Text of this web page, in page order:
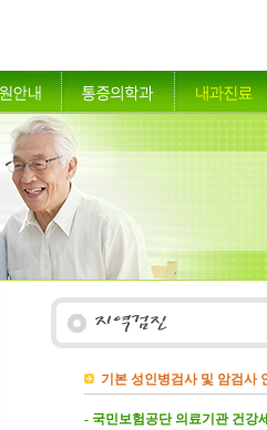
기본 성인병검사 및 암검사
- 국민보험공단 의료기관 건강